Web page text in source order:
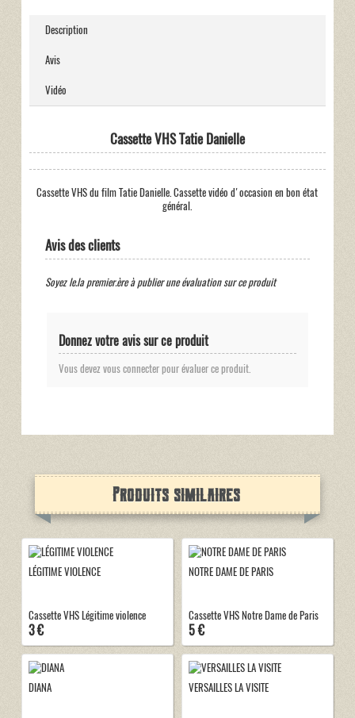
Description
Avis
Vidéo
Cassette VHS Tatie Danielle
Cassette VHS du film Tatie Danielle. Cassette vidéo d'occasion en bon état
général.
Avis des clients
Soyez le.la premier.ère à publier une évaluation sur ce produit
Donnez votre avis sur ce produit
Vous devez vous connecter pour évaluer ce produit.
Produits similaires
LÉGITIME VIOLENCE
Cassette VHS Légitime violence
3 €
NOTRE DAME DE PARIS
Cassette VHS Notre Dame de Paris
5 €
DIANA VERSAILLES LA VISITE